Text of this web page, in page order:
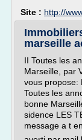
Site : http://
marseille
II Toutes les
Marseille, par
vous propose:
Toutes les
bonne
sidence LES
message a t